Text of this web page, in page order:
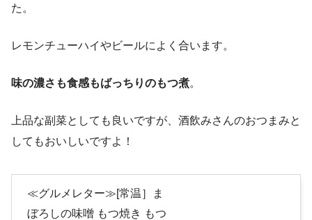
た。
レモンチューハイやビールによく合います。
味の濃さも食感もばっちりのもつ煮。
上品な副菜としても良いですが、酒飲みさんのおつまみと
してもおいしいですよ！
≪グルメレター≫[常温］ま
ぼろしの味噌 もつ焼き もつ